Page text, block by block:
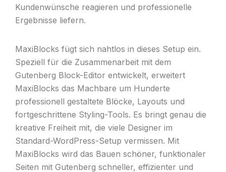
Kundenwünsche reagieren und professionelle
Ergebnisse liefern.
MaxiBlocks fügt sich nahtlos in dieses Setup ein.
Speziell für die Zusammenarbeit mit dem
Gutenberg Block-Editor entwickelt, erweitert
MaxiBlocks das Machbare um Hunderte
professionell gestaltete Blöcke, Layouts und
fortgeschrittene Styling-Tools. Es bringt genau die
kreative Freiheit mit, die viele Designer im
Standard-WordPress-Setup vermissen. Mit
MaxiBlocks wird das Bauen schöner, funktionaler
Seiten mit Gutenberg schneller, effizienter und